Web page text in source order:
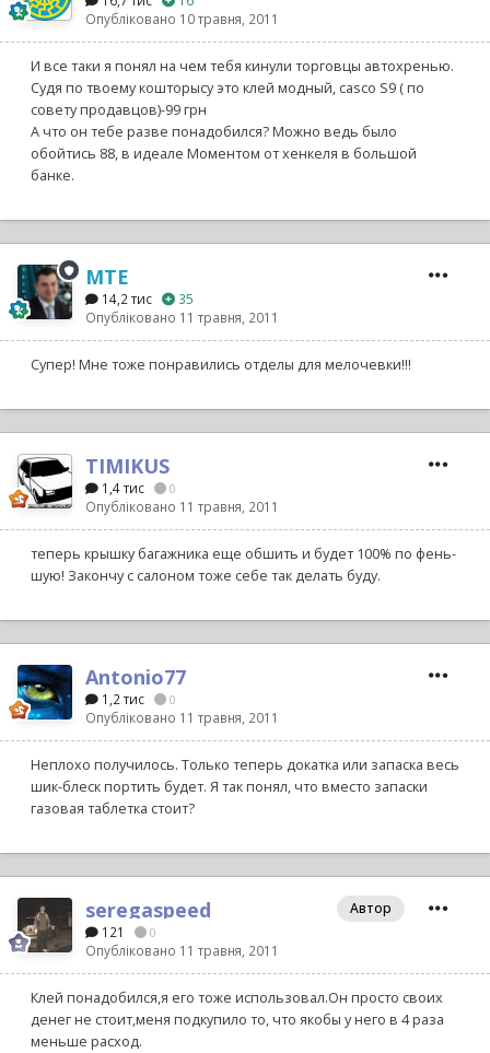
Опубліковано 10 травня, 2011
И все таки я понял на чем тебя кинули торговцы автохренью.
Судя по твоему кошторысу это клей модный, casco S9 ( по
совету продавцов)-99 грн
А что он тебе разве понадобился? Можно ведь было
обойтись 88, в идеале Моментом от хенкеля в большой
банке.
MTE
14,2 тис
35
Опубліковано 11 травня, 2011
Супер! Мне тоже понравились отделы для мелочевки!!!
TIMIKUS
1,4 тис 0
Опубліковано 11 травня, 2011
теперь крышку багажника еще обшить и будет 100% по фень-
шую! Закончу с салоном тоже себе так делать буду.
Antonio77
1,2 тис 0
Опубліковано 11 травня, 2011
Неплохо получилось. Только теперь докатка или запаска весь
шик-блеск портить будет. Я так понял, что вместо запаски
газовая таблетка стоит?
seregaspeed
121 0
Опубліковано 11 травня, 2011
Автор
Клей понадобился,я его тоже использовал.Он просто своих
денег не стоит,меня подкупило то, что якобы у него в 4 раза
меньше расход.